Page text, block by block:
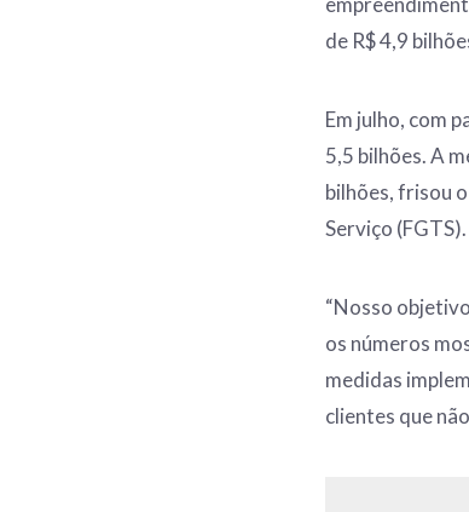
de R$ 4,9
Em julho, com
5,5 bilhões. A
bilhões, frisou
Serviço (FGTS).
“Nosso
os números
medidas
clientes que